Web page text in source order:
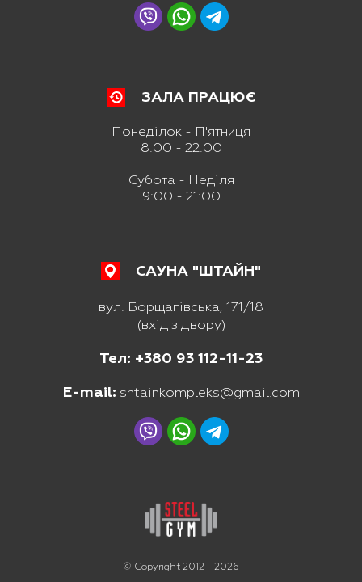
© Copyright 2012 - 2026
ЗАЛА ПРАЦЮЄ
Понеділок - П'ятниця
8:00 - 22:00
Субота - Неділя
9:00 - 21:00
САУНА "ШТАЙН"
вул. Борщагівська, 171/18
(вхід з двору)
Тел: +380 93 112-11-23
E-mail: shtainkompleks@gmail.com